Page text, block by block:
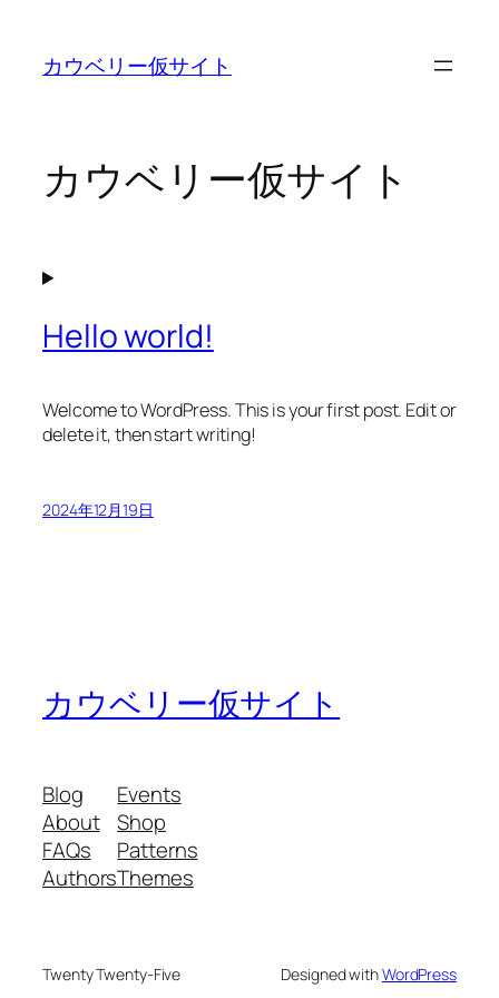
カウベリー仮サイト
カウベリー仮サイト
Hello world!
Welcome to WordPress. This is your first post. Edit or
delete it, then start writing!
2024年12月19日
カウベリー仮サイト
Blog
About
FAQs
Authors
Events
Shop
Patterns
Themes
Twenty Twenty-Five Designed withWordPress